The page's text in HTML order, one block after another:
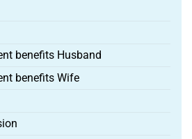
benefits Husband
benefits Wife